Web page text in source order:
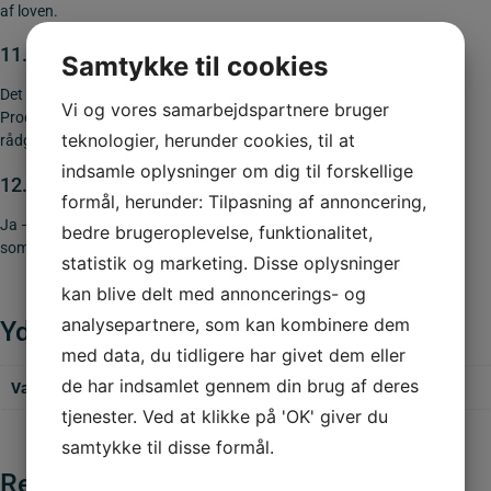
af loven.
11. Hvordan vælger jeg den rette C-forbudstavle?
Det afhænger af det konkrete forbud og anvendelsesområde.
Produktbeskrivelser guider dig til det rette valg, og A39 tilbyder
rådgivning ved behov.
12. Er tavlerne reflekterende?
Ja — A39’s vejskilte leveres med reflekterende folie (minimum type 3),
som er påkrævet ved brug på offentlige veje.
Yderligere information
Vægt 1,300 kg
Relaterede varer
Samtykke til cookies
Vi og vores samarbejdspartnere bruger
teknologier, herunder cookies, til at
indsamle oplysninger om dig til forskellige
formål, herunder: Tilpasning af annoncering,
bedre brugeroplevelse, funktionalitet,
statistik og marketing. Disse oplysninger
kan blive delt med annoncerings- og
analysepartnere, som kan kombinere dem
med data, du tidligere har givet dem eller
de har indsamlet gennem din brug af deres
tjenester. Ved at klikke på 'OK' giver du
samtykke til disse formål.